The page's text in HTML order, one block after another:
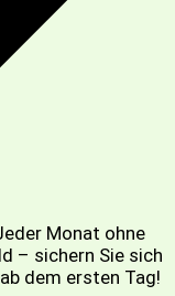
Monat ohne
– sichern Sie sich
dem ersten Tag!